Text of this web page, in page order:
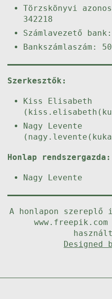
Törzskönyvi
342218
Számlavezető
Bankszámlaszám:
Szerkesztők:
Kiss Elisabeth
Nagy Levente
Honlap rendszergazda:
Nagy Levente
A honlapon szereplő
Designed